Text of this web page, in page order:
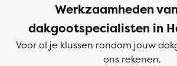
Werkzaamheden
dakgootspecialisten in
Voor al je klussen rondom jouw
ons rekenen.